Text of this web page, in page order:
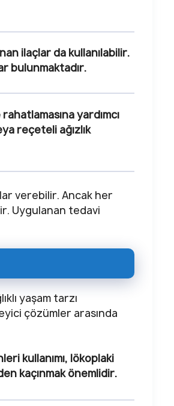
ilaçlar da kullanılabilir.
bulunmaktadır.
yardımcı
reçeteli ağızlık
verebilir. Ancak her
Uygulanan tedavi
yaşam tarzı
çözümler arasında
kullanımı, lökoplaki
kaçınmak önemlidir.